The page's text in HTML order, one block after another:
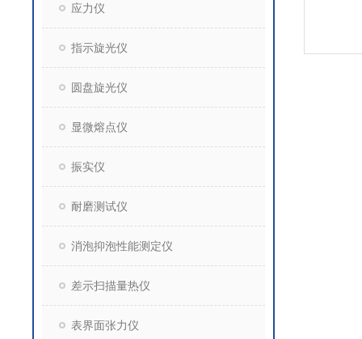
应力仪
指示旋光仪
圆盘旋光仪
显微熔点仪
振实仪
耐磨测试仪
消泡抑泡性能测定仪
差示扫描量热仪
表界面张力仪